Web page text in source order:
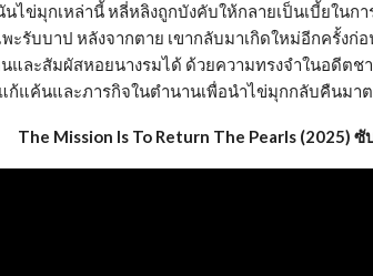
ไข่มุกเหล่านี้ หลี่หลิงถูกบังคับให้กลายเป็นเบี้ยในก
ะรับบาป หลังจากตาย เขากลับมาเกิดใหม่อีกครั้งก่
และสัมผัสหอยนางรมได้ ด้วยความทรงจำในอดีตช
แก้แค้นและภารกิจในตำนานเพื่อนำไข่มุกกลับคืนมา
The Mission Is To Return The Pearls (2025) ซั